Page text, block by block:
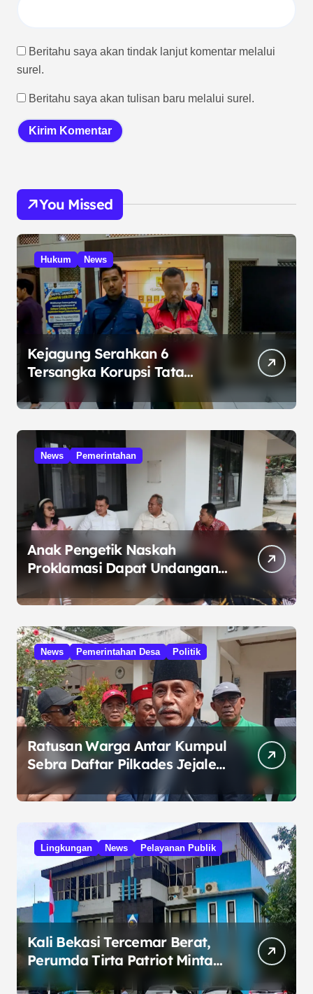
Beritahu saya akan tindak lanjut komentar melalui
surel.
Beritahu saya akan tulisan baru melalui surel.
You Missed
Hukum News
Kejagung Serahkan 6
Tersangka Korupsi Tata
Kelola Minyak ke Penuntut
Umum
News Pemerintahan
Anak Pengetik Naskah
Proklamasi Dapat Undangan
HUT RI dari Presiden
Prabowo
News Pemerintahan Desa Politik
Ratusan Warga Antar Kumpul
Sebra Daftar Pilkades Jejalen
Jaya, Serukan Pemilu Damai
Lingkungan News Pelayanan Publik
Kali Bekasi Tercemar Berat,
Perumda Tirta Patriot Minta
Maaf atas Penurunan Kualitas